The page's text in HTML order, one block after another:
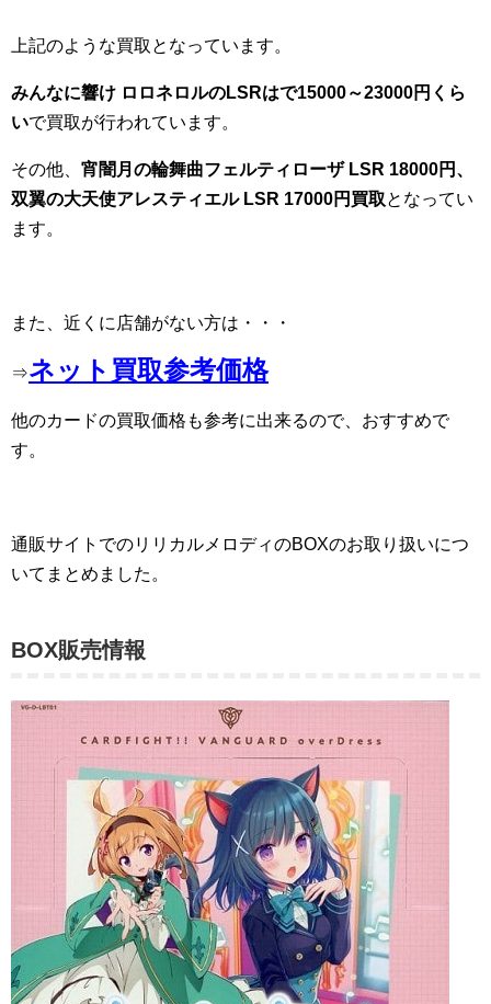
上記のような買取となっています。
みんなに響け ロロネロルのLSRはで15000～23000円くら
いで買取が行われています。
その他、 宵闇月の輪舞曲フェルティローザ LSR 18000円、
双翼の大天使アレスティエル LSR 17000円買取となってい
ます。
また、近くに店舗がない方は・・・
⇒ネット買取参考価格
他のカードの買取価格も参考に出来るので、おすすめで
す。
通販サイトでのリリカルメロディのBOXのお取り扱いにつ
いてまとめました。
BOX販売情報